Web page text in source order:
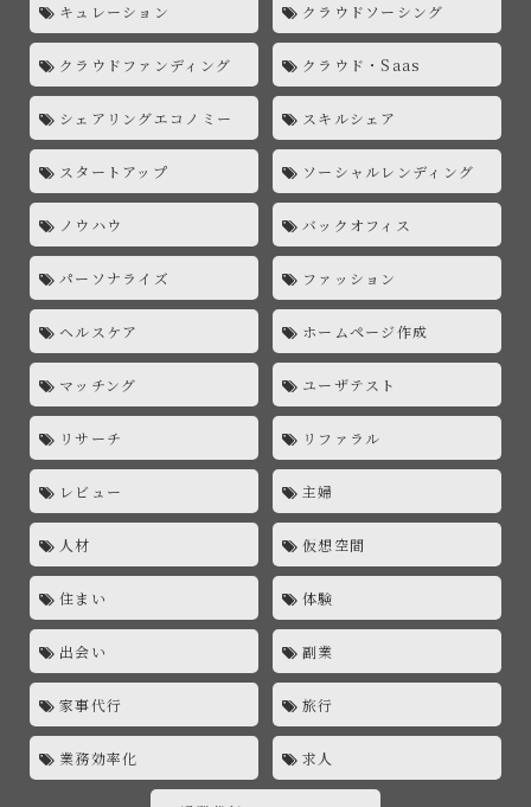
キュレーション クラウドソーシング
クラウドファンディング クラウド・Saas
シェアリングエコノミー スキルシェア
スタートアップ ソーシャルレンディング
ノウハウ バックオフィス
パーソナライズ ファッション
ヘルスケア ホームページ作成
マッチング ユーザテスト
リサーチ リファラル
レビュー 主婦
人材 仮想空間
住まい 体験
出会い 副業
家事代行 旅行
業務効率化 求人